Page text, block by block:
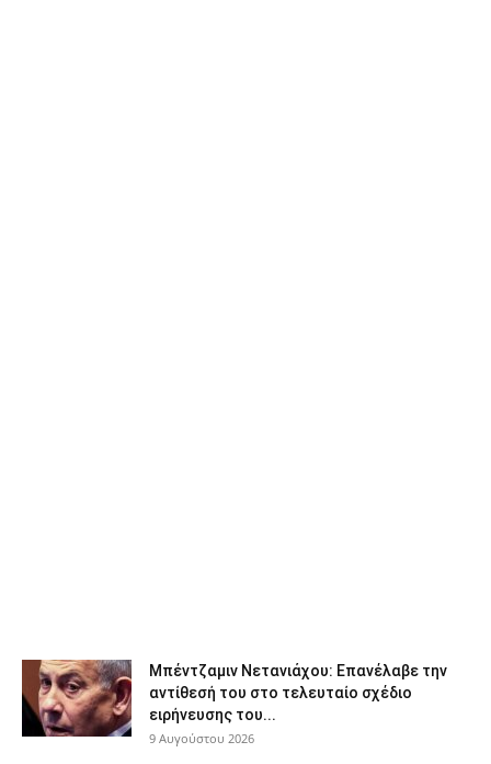
Μπέντζαμιν Νετανιάχου: Επανέλαβε την
αντίθεσή του στο τελευταίο σχέδιο
ειρήνευσης του...
9 Αυγούστου 2026